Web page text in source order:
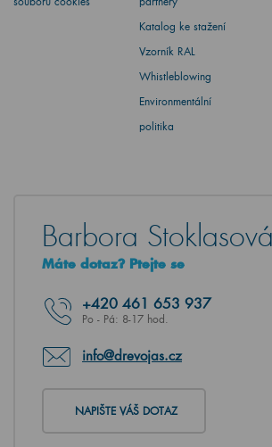
Katalog ke stažení
Vzorník RAL
Whistleblowing
Environmentální
politika
Barbora Stoklasová
Máte dotaz? Ptejte se
+420 461 653 937
Po - Pá: 8-17 hod.
info@drevojas.cz
NAPIŠTE VÁŠ DOTAZ